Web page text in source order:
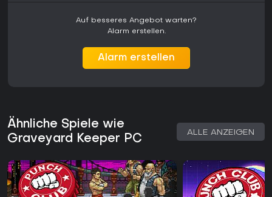
Auf besseres Angebot warten?
Alarm erstellen.
Alarm erstellen
Ähnliche Spiele wie
Graveyard Keeper PC
ALLE ANZEIGEN